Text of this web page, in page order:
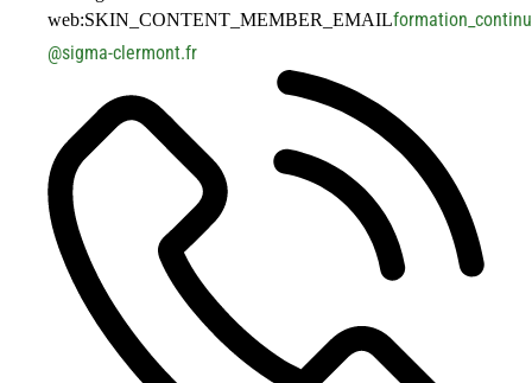
web:SKIN_CONTENT_MEMBER_EMAIL
@sigma-clermont.fr